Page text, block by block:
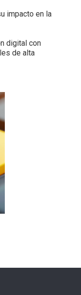
impacto en la
digital con
de alta